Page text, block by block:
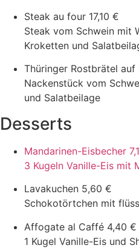
Steak au four 17,10 €
Steak vom Schwein mit
Kroketten und
Thüringer Rostbrätel auf
Nackenstück vom
und Salatbeilage
Desserts
Mandarinen-Eisbecher
3 Kugeln Vanille-Eis mit
Lavakuchen 5,60 €
Schokotörtchen mit
Affogate al Caffé 4,40 €
1 Kugel Vanille-Eis und